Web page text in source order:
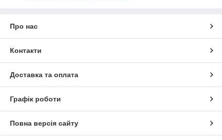
Про нас
Контакти
Доставка та оплата
Графік роботи
Повна версія сайту